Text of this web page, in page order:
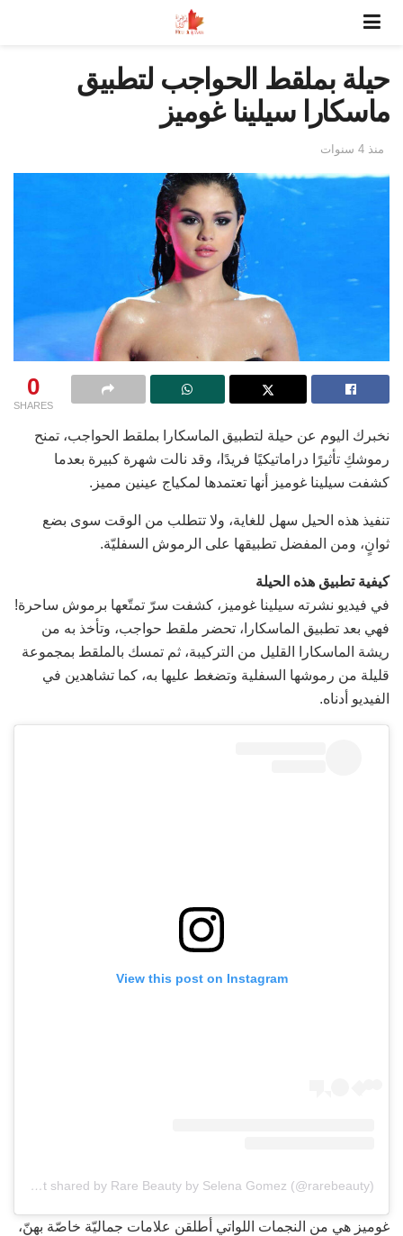
حيلة بملقط الحواجب لتطبيق
ماسكارا سيلينا غوميز
منذ 4 سنوات
0
SHARES
نخبرك اليوم عن حيلة لتطبيق الماسكارا بملقط الحواجب، تمنح
رموشكِ تأثيرًا دراماتيكيًا فريدًا، وقد نالت شهرة كبيرة بعدما
كشفت سيلينا غوميز أنها تعتمدها لمكياج عينين مميز.
تنفيذ هذه الحيل سهل للغاية، ولا تتطلب من الوقت سوى بضع
ثوانٍ، ومن المفضل تطبيقها على الرموش السفليّة.
كيفية تطبيق هذه الحيلة
في فيديو نشرته سيلينا غوميز، كشفت سرّ تمتّعها برموش ساحرة!
فهي بعد تطبيق الماسكارا، تحضر ملقط حواجب، وتأخذ به من
ريشة الماسكارا القليل من التركيبة، ثم تمسك بالملقط بمجموعة
قليلة من رموشها السفلية وتضغط عليها به، كما تشاهدين في
الفيديو أدناه.
View this post on Instagram
A post shared by Rare Beauty by Selena Gomez (@rarebeauty)
غوميز هي من النجمات اللواتي أطلقن علامات جماليّة خاصّة بهنّ،